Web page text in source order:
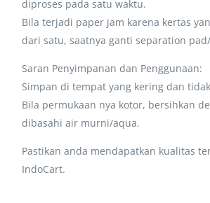
diproses pada satu waktu.
Bila terjadi paper jam karena kertas
dari satu, saatnya ganti separation
Saran Penyimpanan dan Penggunaan:
Simpan di tempat yang kering dan
Bila permukaan nya kotor, bersihkan
dibasahi air murni/aqua.
Pastikan anda mendapatkan kualitas
IndoCart.